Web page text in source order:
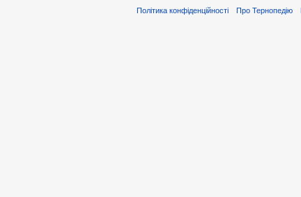
Політика конфіденційності Про Тернопедію